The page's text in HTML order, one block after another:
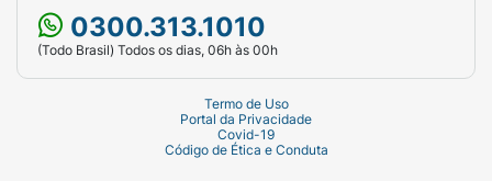
0300.313.1010
(Todo Brasil) Todos os dias, 06h às 00h
Termo de Uso
Portal da Privacidade
Covid-19
Código de Ética e Conduta